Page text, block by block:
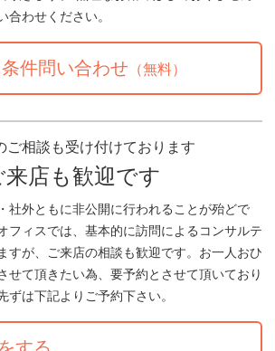
合わせください。
件問い合わせ （無料）
ご相談も受け付けております
来店も歓迎です
社外ともに非公開に行われることが殆どで
フィスでは、基本的に訪問によるコンサルテ
すが、ご来店の相談も歓迎です。お一人おひ
せて頂きたい為、要予約とさせて頂いており
ずは下記よりご予約下さい。
する